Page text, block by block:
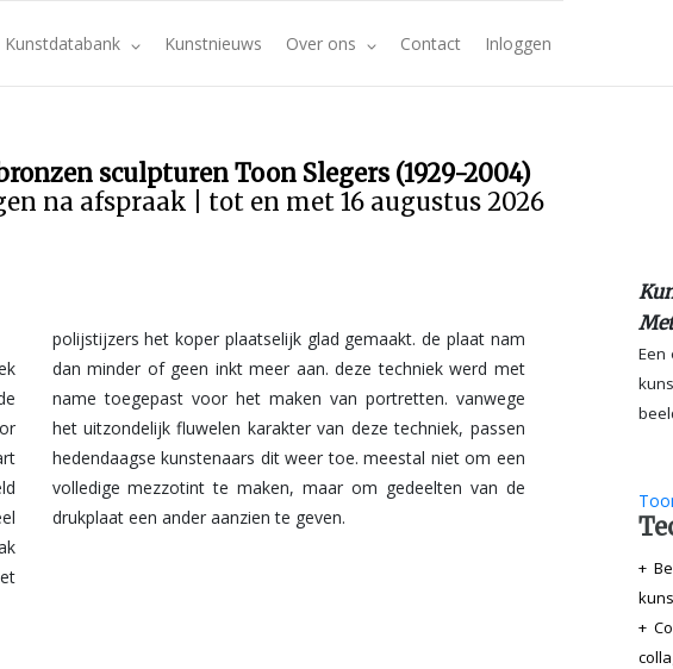
Kunstdatabank Kunstnieuws Over ons Contact Inloggen
sculpturen Toon Slegers (1929-2004)
na afspraak | tot en met 16 augustus 2026
Een
+
+
polijstijzers het koper plaatselijk glad gemaakt. de plaat nam
drukplaat een ander aanzien te geven.